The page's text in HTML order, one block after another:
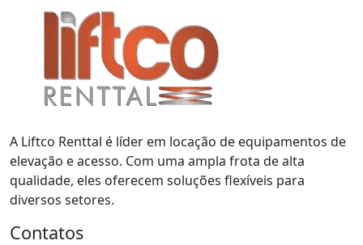
A Liftco Renttal é líder em locação de equipamentos de
elevação e acesso. Com uma ampla frota de alta
qualidade, eles oferecem soluções flexíveis para
diversos setores.
Contatos